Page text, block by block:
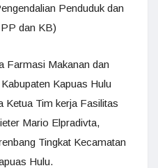
Penduduk dan
dan KB)
Farmasi Makanan dan
Kapuas Hulu
Ketua Tim kerja Fasilitas
Mario Elpradivta,
Tingkat Kecamatan
Hulu.